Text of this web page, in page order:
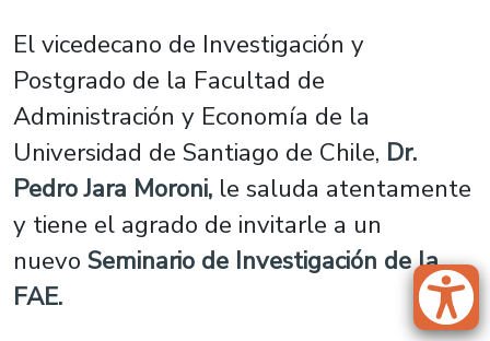
El vicedecano de Investigación y
Postgrado de la Facultad de
Administración y Economía de la
Universidad de Santiago de Chile, Dr.
Pedro Jara Moroni, le saluda atentamente
y tiene el agrado de invitarle a un
nuevo Seminario de Investigación de la
FAE.